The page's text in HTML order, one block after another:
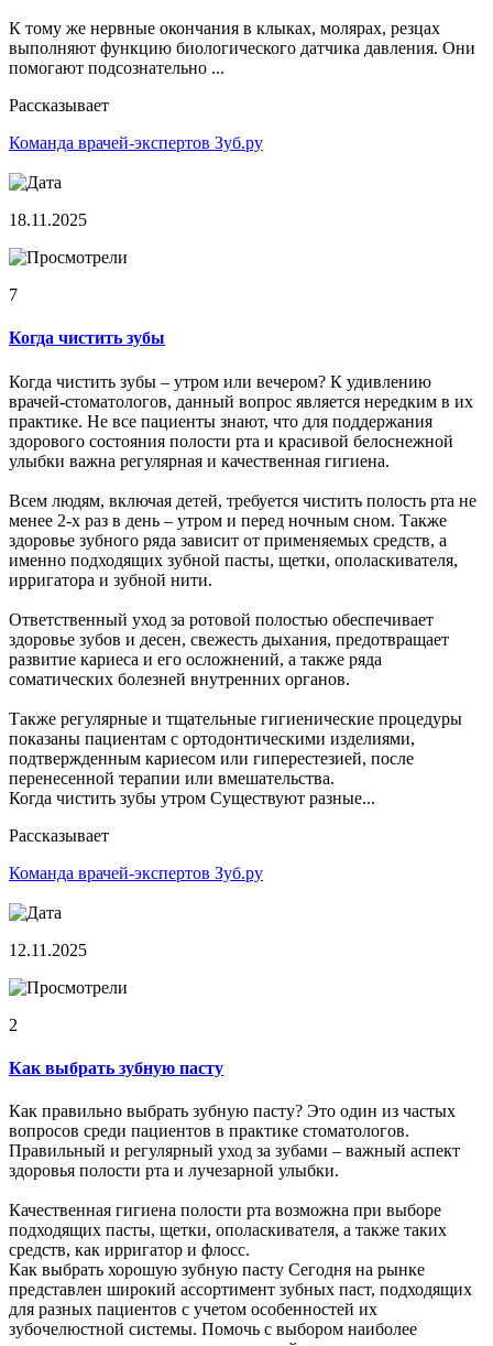
К тому же нервные окончания в клыках, молярах, резцах
выполняют функцию биологического датчика давления. Они
помогают подсознательно ...
Рассказывает
Команда врачей-экспертов Зуб.ру
18.11.2025
7
Когда чистить зубы
Когда чистить зубы – утром или вечером? К удивлению
врачей-стоматологов, данный вопрос является нередким в их
практике. Не все пациенты знают, что для поддержания
здорового состояния полости рта и красивой белоснежной
улыбки важна регулярная и качественная гигиена.
Всем людям, включая детей, требуется чистить полость рта не
менее 2-х раз в день – утром и перед ночным сном. Также
здоровье зубного ряда зависит от применяемых средств, а
именно подходящих зубной пасты, щетки, ополаскивателя,
ирригатора и зубной нити.
Ответственный уход за ротовой полостью обеспечивает
здоровье зубов и десен, свежесть дыхания, предотвращает
развитие кариеса и его осложнений, а также ряда
соматических болезней внутренних органов.
Также регулярные и тщательные гигиенические процедуры
показаны пациентам с ортодонтическими изделиями,
подтвержденным кариесом или гиперестезией, после
перенесенной терапии или вмешательства.
Когда чистить зубы утром Существуют разные...
Рассказывает
Команда врачей-экспертов Зуб.ру
12.11.2025
2
Как выбрать зубную пасту
Как правильно выбрать зубную пасту? Это один из частых
вопросов среди пациентов в практике стоматологов.
Правильный и регулярный уход за зубами – важный аспект
здоровья полости рта и лучезарной улыбки.
Качественная гигиена полости рта возможна при выборе
подходящих пасты, щетки, ополаскивателя, а также таких
средств, как ирригатор и флосс.
Как выбрать хорошую зубную пасту Сегодня на рынке
представлен широкий ассортимент зубных паст, подходящих
для разных пациентов с учетом особенностей их
зубочелюстной системы. Помочь с выбором наиболее